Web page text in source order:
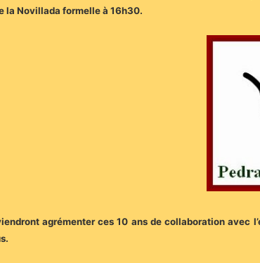
la Novillada formelle à 16h30.
agrémenter ces 10 ans de collaboration avec